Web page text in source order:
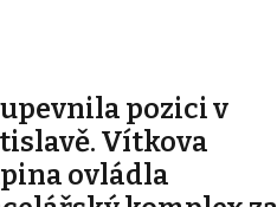
upevnila pozici v
Vítkova
ovládla